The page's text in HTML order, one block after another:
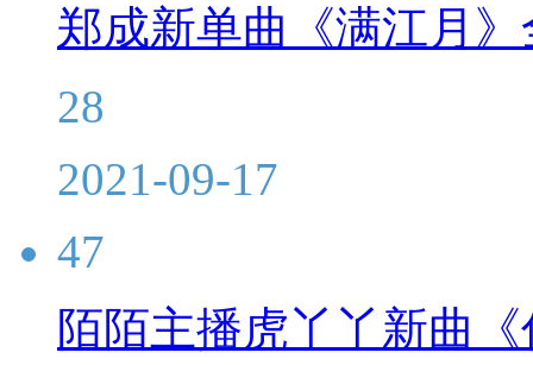
郑成新单曲《满江月
28
2021-09-17
47
陌陌主播虎丫丫新曲